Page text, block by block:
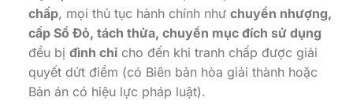
chấp, mọi thủ tục hành chính như chuyển nhượng,
cấp Sổ Đỏ, tách thửa, chuyển mục đích sử dụng
đều bị đình chỉcho đến khi tranh chấp được giải
quyết dứt điểm (có Biên bản hòa giải thành hoặc
Bản án có hiệu lực pháp luật).